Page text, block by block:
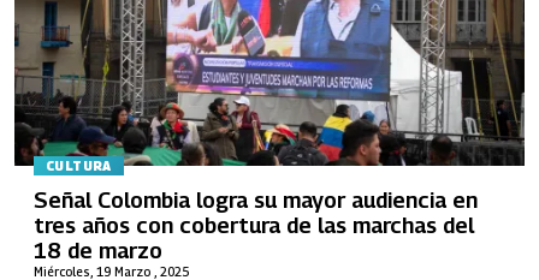
CULTURA
Miércoles, 19 Marzo , 2025
Señal Colombia logra su mayor audiencia en
tres años con cobertura de las marchas del
18 de marzo